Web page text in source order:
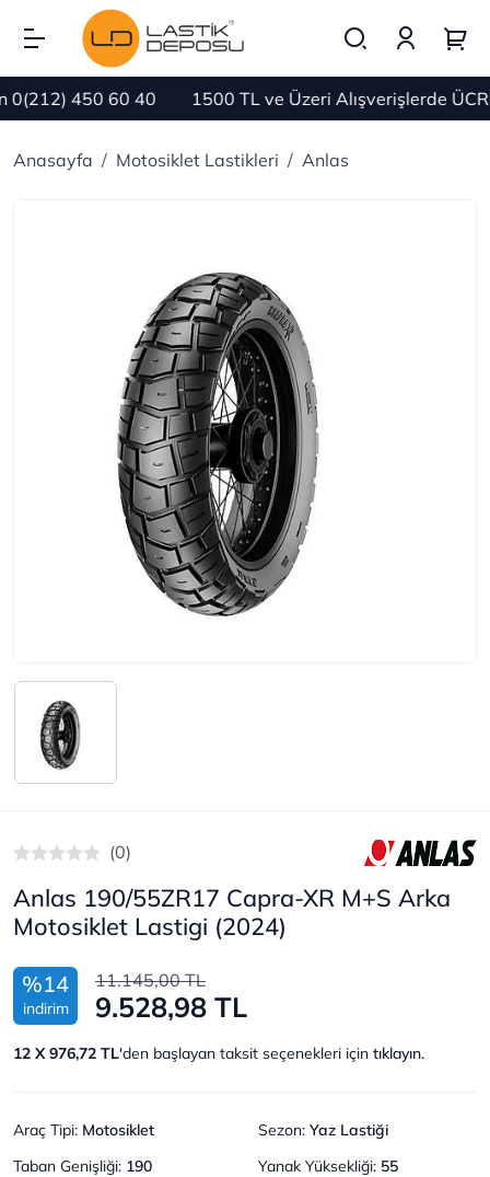
450 60 40 1500 TL ve Üzeri Alışverişlerde
Anasayfa Motosiklet Lastikleri Anlas
(0)
Anlas 190/55ZR17 Capra-XR M+S Arka
Motosiklet Lastigi (2024)
%14
indirim
11.145,00 TL
9.528,98 TL
12 X 976,72 TL'den başlayan taksit seçenekleri için tıklayın.
Araç Tipi: Motosiklet Sezon: Yaz Lastiği
Taban Genişliği: 190 Yanak Yüksekliği: 55